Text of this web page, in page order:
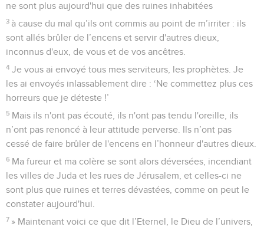
ne sont plus aujourd'hui que des ruines inhabitées
3 à cause du mal qu’ils ont commis au point de m’irriter : ils
sont allés brûler de l’encens et servir d'autres dieux,
inconnus d'eux, de vous et de vos ancêtres.
4 Je vous ai envoyé tous mes serviteurs, les prophètes. Je
les ai envoyés inlassablement dire : ‘Ne commettez plus ces
horreurs que je déteste !’
5 Mais ils n'ont pas écouté, ils n'ont pas tendu l'oreille, ils
n’ont pas renoncé à leur attitude perverse. Ils n’ont pas
cessé de faire brûler de l'encens en l’honneur d'autres dieux.
6 Ma fureur et ma colère se sont alors déversées, incendiant
les villes de Juda et les rues de Jérusalem, et celles-ci ne
sont plus que ruines et terres dévastées, comme on peut le
constater aujourd'hui.
7 » Maintenant voici ce que dit l’Eternel, le Dieu de l’univers,